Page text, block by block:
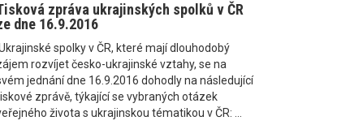
zpráva ukrajinských spolků v ČR
dne 16.9.2016
spolky v ČR, které mají dlouhodobý
rozvíjet česko-ukrajinské vztahy, se na
jednání dne 16.9.2016 dohodly na následující
zprávě, týkající se vybraných otázek
života s ukrajinskou tématikou v ČR: ...